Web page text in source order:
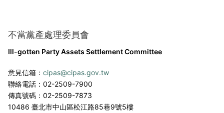
不當黨產處理委員會
Ill-gotten Party Assets Settlement Committee
意見信箱： cipas@cipas.gov.tw
聯絡電話：02-2509-7900
傳真號碼：02-2509-7873
10486 臺北市中山區松江路85巷9號5樓